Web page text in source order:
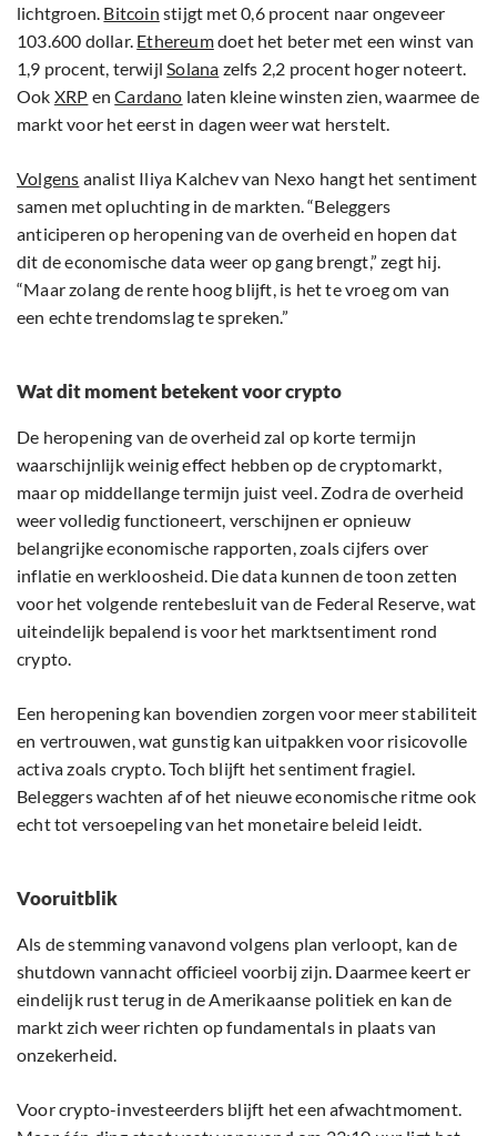
lichtgroen. Bitcoin stijgt met 0,6 procent naar ongeveer
103.600 dollar. Ethereumdoet het beter met een winst van
1,9 procent, terwijlSolana zelfs 2,2 procent hoger noteert.
Ook XRP enCardano laten kleine winsten zien, waarmee de
markt voor het eerst in dagen weer wat herstelt.
Volgens analist Iliya Kalchev van Nexo hangt het sentiment
samen met opluchting in de markten. “Beleggers
anticiperen op heropening van de overheid en hopen dat
dit de economische data weer op gang brengt,” zegt hij.
“Maar zolang de rente hoog blijft, is het te vroeg om van
een echte trendomslag te spreken.”
Wat dit moment betekent voor crypto
De heropening van de overheid zal op korte termijn
waarschijnlijk weinig effect hebben op de cryptomarkt,
maar op middellange termijn juist veel. Zodra de overheid
weer volledig functioneert, verschijnen er opnieuw
belangrijke economische rapporten, zoals cijfers over
inflatie en werkloosheid. Die data kunnen de toon zetten
voor het volgende rentebesluit van de Federal Reserve, wat
uiteindelijk bepalend is voor het marktsentiment rond
crypto.
Een heropening kan bovendien zorgen voor meer stabiliteit
en vertrouwen, wat gunstig kan uitpakken voor risicovolle
activa zoals crypto. Toch blijft het sentiment fragiel.
Beleggers wachten af of het nieuwe economische ritme ook
echt tot versoepeling van het monetaire beleid leidt.
Vooruitblik
Als de stemming vanavond volgens plan verloopt, kan de
shutdown vannacht officieel voorbij zijn. Daarmee keert er
eindelijk rust terug in de Amerikaanse politiek en kan de
markt zich weer richten op fundamentals in plaats van
onzekerheid.
Voor crypto-investeerders blijft het een afwachtmoment.